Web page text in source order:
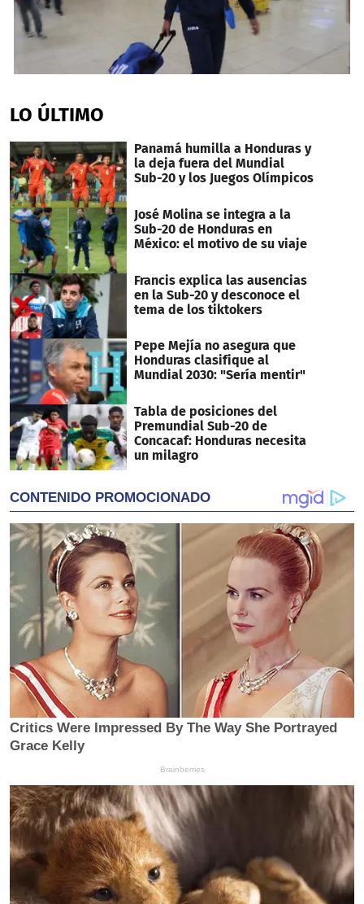
of
36
LO ÚLTIMO
Panamá humilla a Honduras y
la deja fuera del Mundial
Sub-20 y los Juegos Olímpicos
José Molina se integra a la
Sub-20 de Honduras en
México: el motivo de su viaje
Francis explica las ausencias
en la Sub-20 y desconoce el
tema de los tiktokers
Pepe Mejía no asegura que
Honduras clasifique al
Mundial 2030: "Sería mentir"
Tabla de posiciones del
Premundial Sub-20 de
Concacaf: Honduras necesita
un milagro